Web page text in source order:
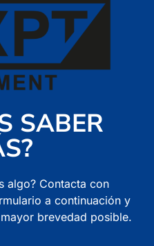
SABER
algo? Contacta con
a continuación y
brevedad posible.